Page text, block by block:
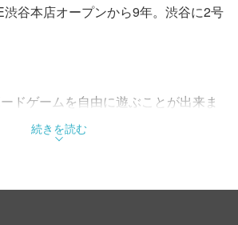
渋谷本店オープンから9年。渋谷に2号
ドゲームを自由に遊ぶことが出来ま
自由(飲み物の持ち込みはご遠慮くだ
続きを読む